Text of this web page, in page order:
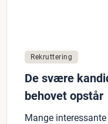
Rekruttering
De svære
behovet opstår
Mange